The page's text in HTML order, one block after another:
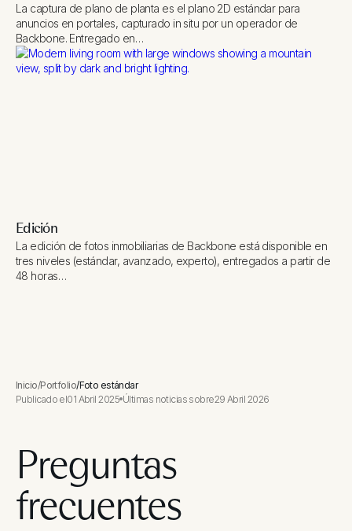
La captura de plano de planta es el plano 2D estándar para
anuncios en portales, capturado in situ por un operador de
Backbone. Entregado en…
Edición
La edición de fotos inmobiliarias de Backbone está disponible en
tres niveles (estándar, avanzado, experto), entregados a partir de
48 horas…
Inicio/Portfolio/Foto estándar
Publicado el01 Abril 2025 Últimas noticias sobre29 Abril 2026
Preguntas
frecuentes